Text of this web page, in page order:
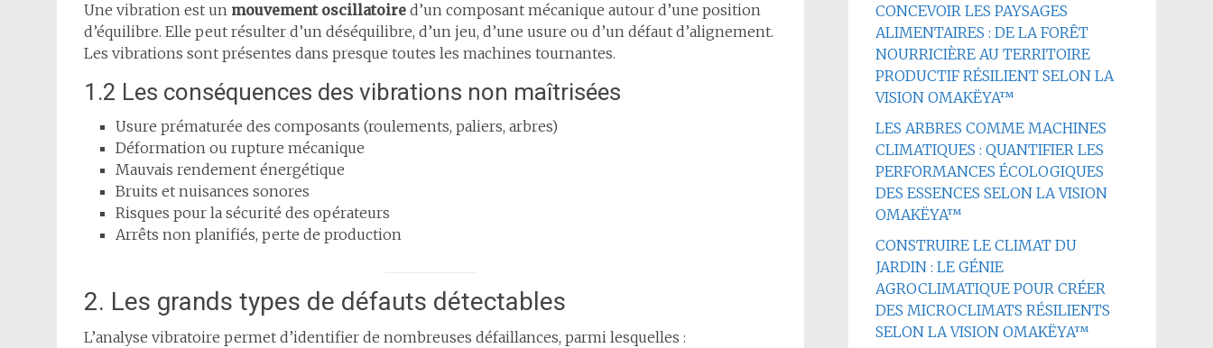
Une vibration est un mouvement oscillatoire d’un composant mécanique autour d’une position
d’équilibre. Elle peut résulter d’un déséquilibre, d’un jeu, d’une usure ou d’un défaut d’alignement.
Les vibrations sont présentes dans presque toutes les machines tournantes.
1.2 Les conséquences des vibrations non maîtrisées
Usure prématurée des composants (roulements, paliers, arbres)
Déformation ou rupture mécanique
Mauvais rendement énergétique
Bruits et nuisances sonores
Risques pour la sécurité des opérateurs
Arrêts non planifiés, perte de production
2. Les grands types de défauts détectables
L’analyse vibratoire permet d’identifier de nombreuses défaillances, parmi lesquelles :
CONCEVOIR LES PAYSAGES
ALIMENTAIRES : DE LA FORÊT
NOURRICIÈRE AU TERRITOIRE
PRODUCTIF RÉSILIENT SELON LA
VISION OMAKËYA™
LES ARBRES COMME MACHINES
CLIMATIQUES : QUANTIFIER LES
PERFORMANCES ÉCOLOGIQUES
DES ESSENCES SELON LA VISION
OMAKËYA™
CONSTRUIRE LE CLIMAT DU
JARDIN : LE GÉNIE
AGROCLIMATIQUE POUR CRÉER
DES MICROCLIMATS RÉSILIENTS
SELON LA VISION OMAKËYA™